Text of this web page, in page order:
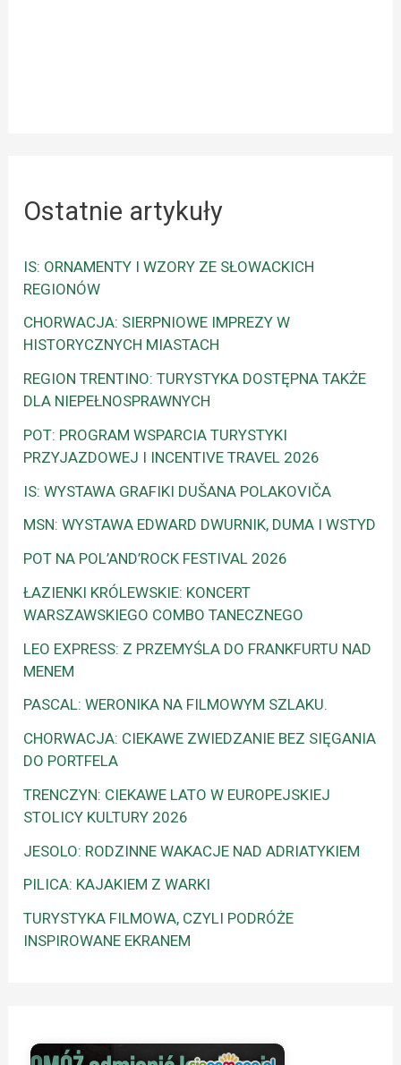
Ostatnie artykuły
IS: ORNAMENTY I WZORY ZE SŁOWACKICH
REGIONÓW
CHORWACJA: SIERPNIOWE IMPREZY W
HISTORYCZNYCH MIASTACH
REGION TRENTINO: TURYSTYKA DOSTĘPNA TAKŻE
DLA NIEPEŁNOSPRAWNYCH
POT: PROGRAM WSPARCIA TURYSTYKI
PRZYJAZDOWEJ I INCENTIVE TRAVEL 2026
IS: WYSTAWA GRAFIKI DUŠANA POLAKOVIČA
MSN: WYSTAWA EDWARD DWURNIK, DUMA I WSTYD
POT NA POL’AND’ROCK FESTIVAL 2026
ŁAZIENKI KRÓLEWSKIE: KONCERT
WARSZAWSKIEGO COMBO TANECZNEGO
LEO EXPRESS: Z PRZEMYŚLA DO FRANKFURTU NAD
MENEM
PASCAL: WERONIKA NA FILMOWYM SZLAKU.
CHORWACJA: CIEKAWE ZWIEDZANIE BEZ SIĘGANIA
DO PORTFELA
TRENCZYN: CIEKAWE LATO W EUROPEJSKIEJ
STOLICY KULTURY 2026
JESOLO: RODZINNE WAKACJE NAD ADRIATYKIEM
PILICA: KAJAKIEM Z WARKI
TURYSTYKA FILMOWA, CZYLI PODRÓŻE
INSPIROWANE EKRANEM